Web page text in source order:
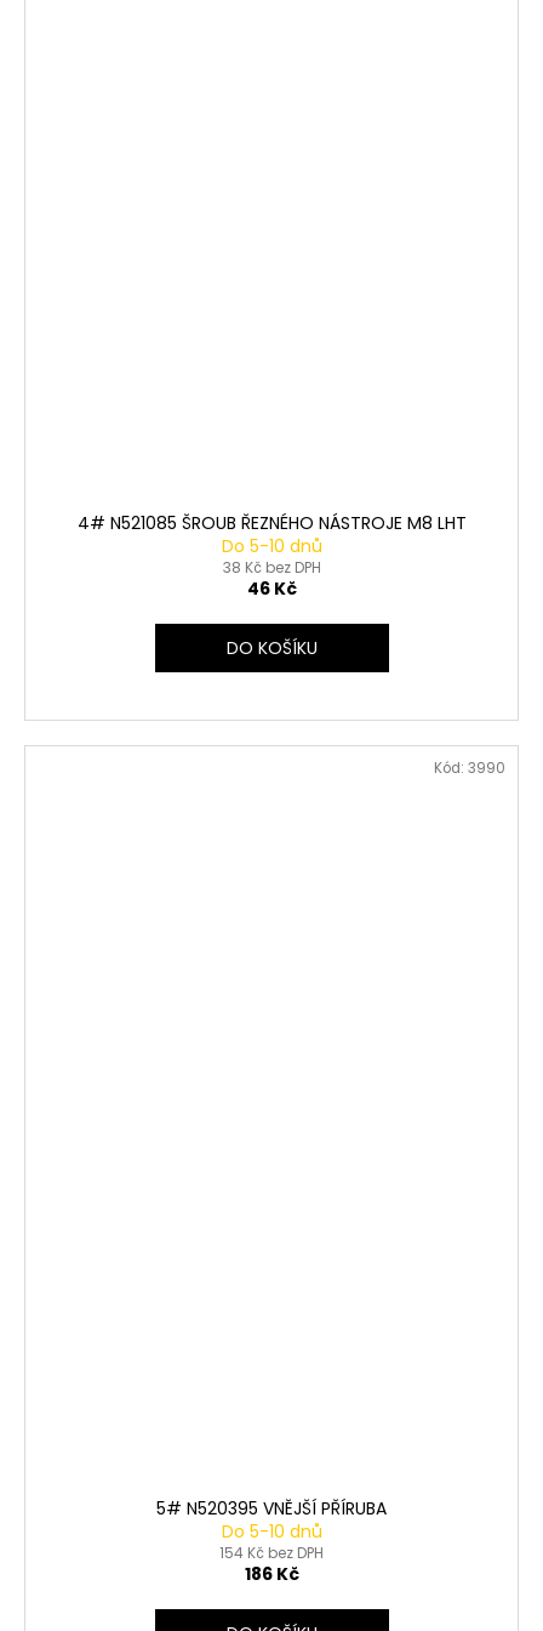
4# N521085 ŠROUB ŘEZNÉHO NÁSTROJE M8 LHT
Do 5-10 dnů
38 Kč bez DPH
46 Kč
DO KOŠÍKU
5# N520395 VNĚJŠÍ PŘÍRUBA
Do 5-10 dnů
154 Kč bez DPH
186 Kč
Kód: 3990